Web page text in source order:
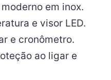
em inox.
e visor LED.
e cronômetro.
ao ligar e